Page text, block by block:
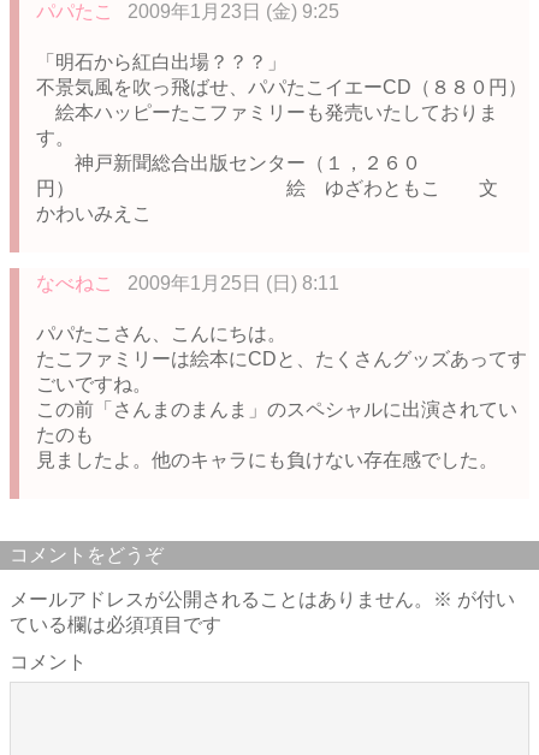
パパたこ 2009年1月23日 (金) 9:25
「明石から紅白出場？？？」
不景気風を吹っ飛ばせ、パパたこイエーCD（８８０円）
絵本ハッピーたこファミリーも発売いたしておりま
す。
神戸新聞総合出版センター（１，２６０
円） 絵 ゆざわともこ 文
かわいみえこ
なべねこ 2009年1月25日 (日) 8:11
パパたこさん、こんにちは。
たこファミリーは絵本にCDと、たくさんグッズあってす
ごいですね。
この前「さんまのまんま」のスペシャルに出演されてい
たのも
見ましたよ。他のキャラにも負けない存在感でした。
コメントをどうぞ
メールアドレスが公開されることはありません。 ※ が付い
ている欄は必須項目です
コメント